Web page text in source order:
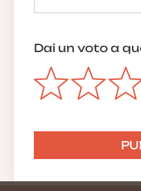
Dai un voto a